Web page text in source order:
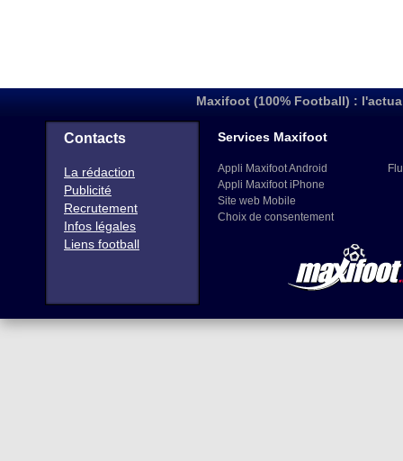
Maxifoot (100% Football) :
Contacts
La rédaction
Publicité
Recrutement
Infos légales
Liens football
Services Maxifoot
Appli Maxifoot Android
Appli Maxifoot iPhone
Site web Mobile
Choix de consentement